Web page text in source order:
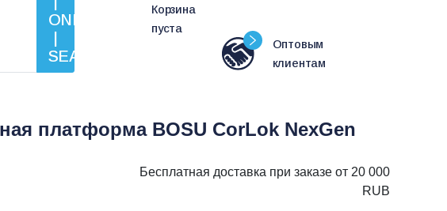
Корзина
пуста
Оптовым
клиентам
платформа BOSU CorLok NexGen
Бесплатная доставка при заказе от 20 000
RUB